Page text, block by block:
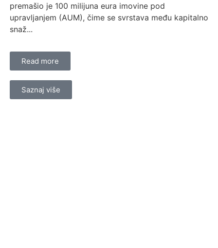
premašio je 100 milijuna eura imovine pod
upravljanjem (AUM), čime se svrstava među kapitalno
snaž...
Read more
Saznaj više